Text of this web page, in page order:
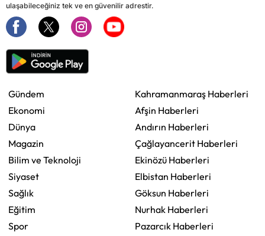
ulaşabileceğiniz tek ve en güvenilir adrestir.
Gündem
Ekonomi
Dünya
Magazin
Bilim ve Teknoloji
Siyaset
Sağlık
Eğitim
Spor
Kahramanmaraş Haberleri
Afşin Haberleri
Andırın Haberleri
Çağlayancerit Haberleri
Ekinözü Haberleri
Elbistan Haberleri
Göksun Haberleri
Nurhak Haberleri
Pazarcık Haberleri